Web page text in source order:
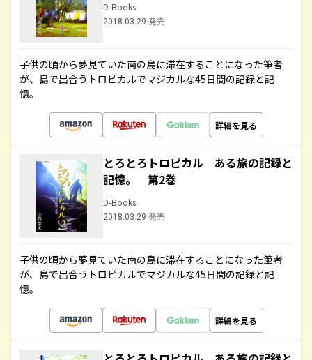
D-Books
2018.03.29 発売
子供の頃から夢見ていた南の島に滞在することになった筆者
が、島で出合うトロピカルでマジカルな45日間の記録と記
憶。
詳細を見る
とろとろトロピカル ある旅の記録と
記憶。 第2巻
D-Books
2018.03.29 発売
子供の頃から夢見ていた南の島に滞在することになった筆者
が、島で出合うトロピカルでマジカルな45日間の記録と記
憶。
詳細を見る